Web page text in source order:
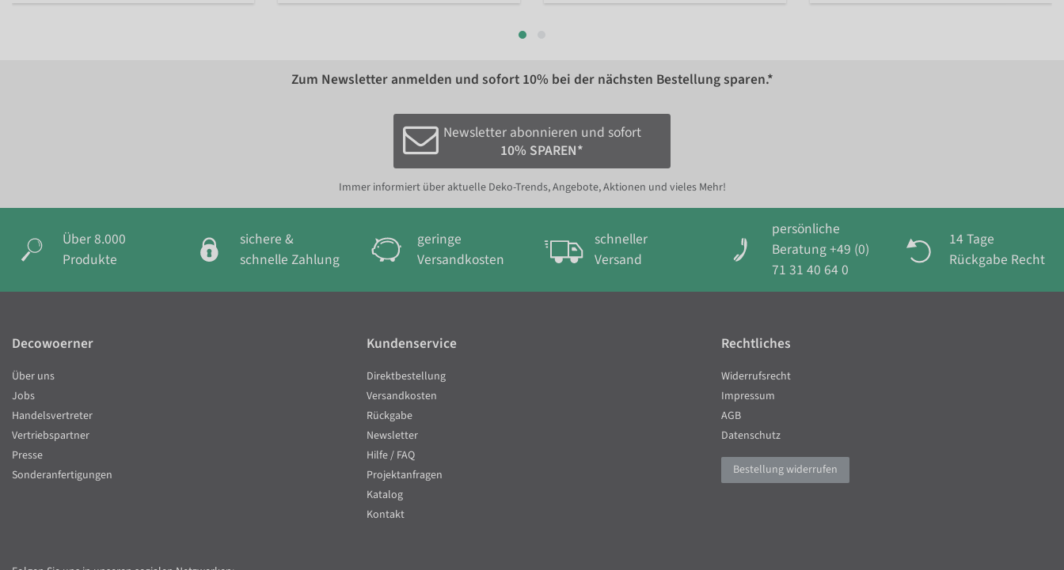
Zum Newsletter anmelden und sofort 10% bei der nächsten Bestellung sparen.*
Newsletter abonnieren und sofort
10% SPAREN*
Immer informiert über aktuelle Deko-Trends, Angebote, Aktionen und vieles Mehr!
Über 8.000
Produkte
sichere &
schnelle Zahlung
geringe
Versandkosten
schneller
Versand
persönliche
Beratung +49 (0)
71 31 40 64 0
14 Tage
Rückgabe Recht
Decowoerner
Über uns
Jobs
Handelsvertreter
Vertriebspartner
Presse
Sonderanfertigungen
Kundenservice
Direktbestellung
Versandkosten
Rückgabe
Newsletter
Hilfe / FAQ
Projektanfragen
Katalog
Kontakt
Rechtliches
Widerrufsrecht
Impressum
AGB
Datenschutz
Bestellung widerrufen